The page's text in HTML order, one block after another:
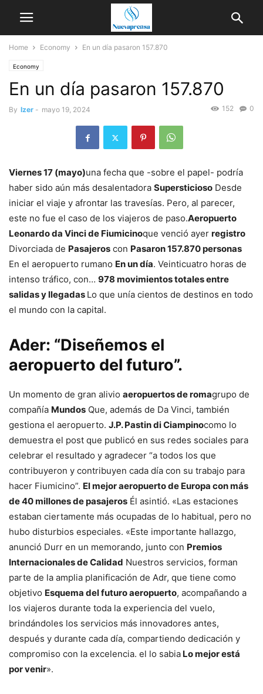
Home Economy En un día pasaron 157.870
Economy
En un día pasaron 157.870
By Izer - mayo 19, 2024 0
152
Viernes 17 (mayo)una fecha que -sobre el papel- podría
haber sido aún más desalentadora Supersticioso Desde
iniciar el viaje y afrontar las travesías. Pero, al parecer,
este no fue el caso de los viajeros de paso.Aeropuerto
Leonardo da Vinci de Fiumicinoque venció ayer registro
Divorciada de Pasajeros con Pasaron 157.870 personas
En el aeropuerto rumano En un día. Veinticuatro horas de
intenso tráfico, con… 978 movimientos totales entre
salidas y llegadas Lo que unía cientos de destinos en todo
el mundo con la capital.
Ader: “Diseñemos el
aeropuerto del futuro”.
Un momento de gran alivio aeropuertos de romagrupo de
compañía Mundos Que, además de Da Vinci, también
gestiona el aeropuerto. J.P. Pastin di Ciampinocomo lo
demuestra el post que publicó en sus redes sociales para
celebrar el resultado y agradecer “a todos los que
contribuyeron y contribuyen cada día con su trabajo para
hacer Fiumicino”. El mejor aeropuerto de Europa con más
de 40 millones de pasajeros Él asintió. «Las estaciones
estaban ciertamente más ocupadas de lo habitual, pero no
hubo disturbios especiales. «Este importante hallazgo,
anunció Durr en un memorando, junto con Premios
Internacionales de Calidad Nuestros servicios, forman
parte de la amplia planificación de Adr, que tiene como
objetivo Esquema del futuro aeropuerto, acompañando a
los viajeros durante toda la experiencia del vuelo,
brindándoles los servicios más innovadores antes,
después y durante cada día, compartiendo dedicación y
compromiso con la excelencia. el lo sabia Lo mejor está
por venir».